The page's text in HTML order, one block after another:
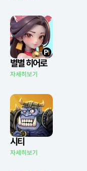
별별 히어로
자세히보기
시티
자세히보기